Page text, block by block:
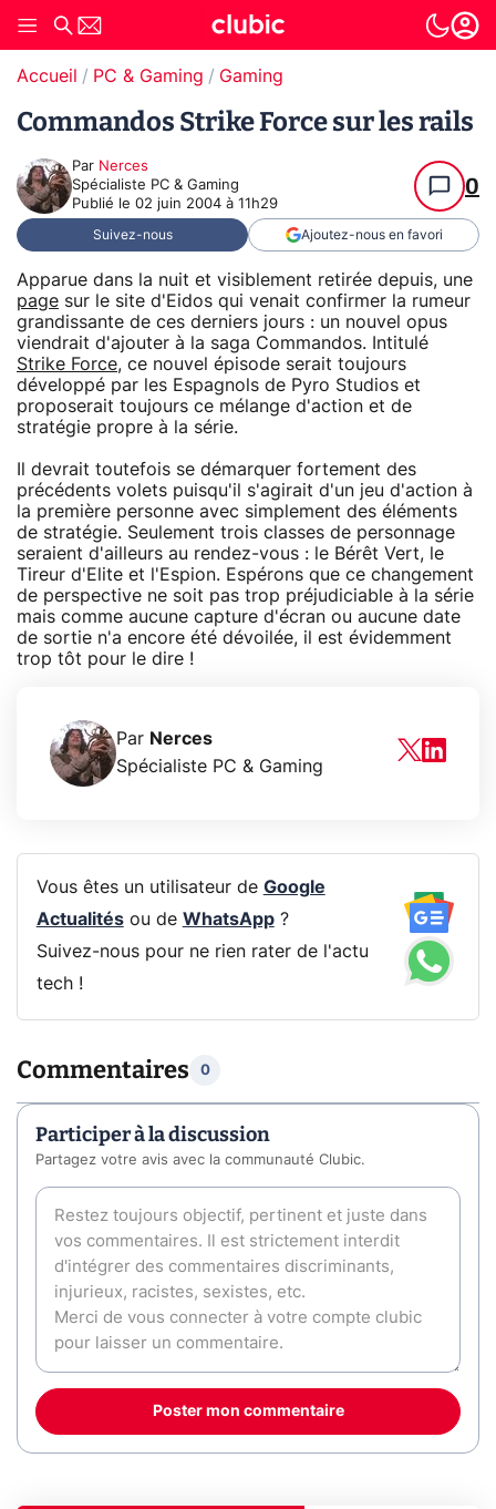
Accueil PC & Gaming Gaming
Commandos Strike Force sur les rails
Par Nerces
Spécialiste PC & Gaming
Publié le 02 juin 2004 à 11h29
0
Suivez-nous Ajoutez-nous en favori
Apparue dans la nuit et visiblement retirée depuis, une
page sur le site d'Eidos qui venait confirmer la rumeur
grandissante de ces derniers jours : un nouvel opus
viendrait d'ajouter à la saga Commandos. Intitulé
Strike Force, ce nouvel épisode serait toujours
développé par les Espagnols de Pyro Studios et
proposerait toujours ce mélange d'action et de
stratégie propre à la série.
Il devrait toutefois se démarquer fortement des
précédents volets puisqu'il s'agirait d'un jeu d'action à
la première personne avec simplement des éléments
de stratégie. Seulement trois classes de personnage
seraient d'ailleurs au rendez-vous : le Bérêt Vert, le
Tireur d'Elite et l'Espion. Espérons que ce changement
de perspective ne soit pas trop préjudiciable à la série
mais comme aucune capture d'écran ou aucune date
de sortie n'a encore été dévoilée, il est évidemment
trop tôt pour le dire !
Par Nerces
Spécialiste PC & Gaming
Vous êtes un utilisateur de Google
Actualitésou de WhatsApp?
Suivez-nous pour ne rien rater de l'actu
tech !
Commentaires 0
Participer à la discussion
Partagez votre avis avec la communauté Clubic.
Poster mon commentaire